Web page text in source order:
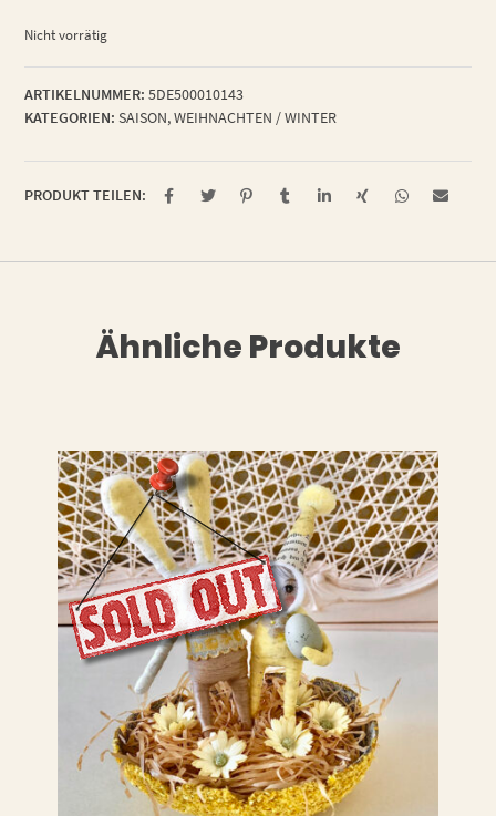
Nicht vorrätig
ARTIKELNUMMER: 5DE500010143
KATEGORIEN: SAISON,WEIHNACHTEN / WINTER
PRODUKT TEILEN:
Ähnliche Produkte